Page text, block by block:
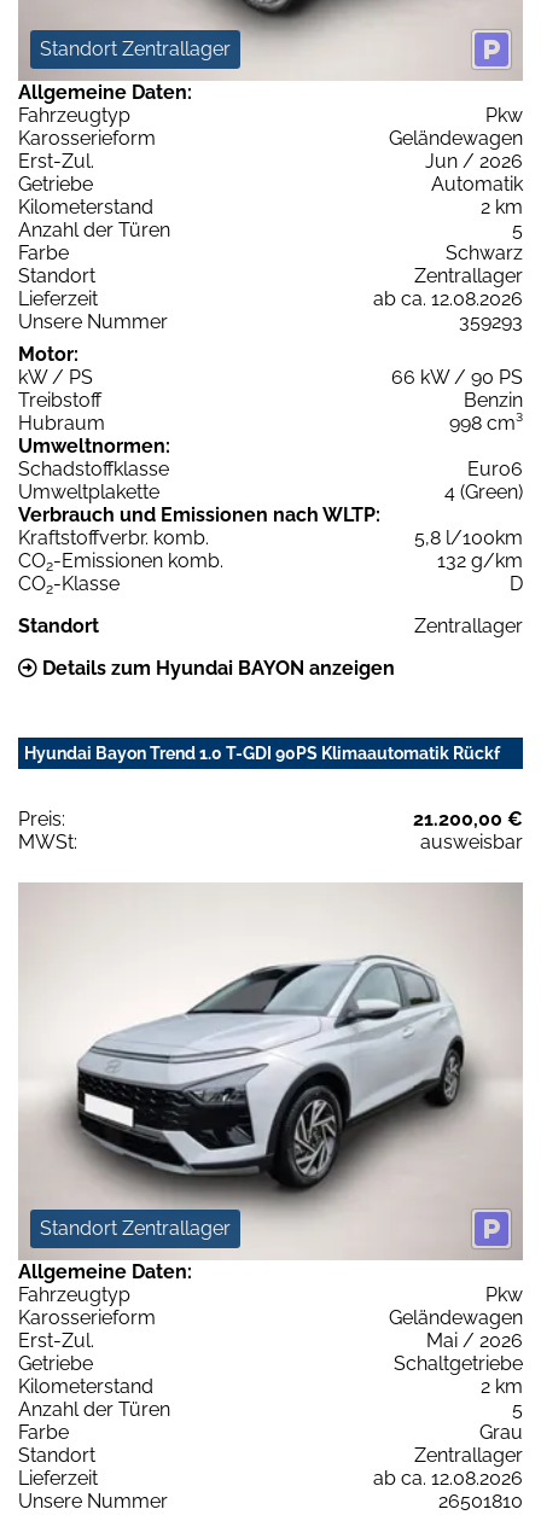
Standort Zentrallager
Allgemeine Daten:
Fahrzeugtyp
Pkw
Karosserieform
Geländewagen
Erst-Zul.
Jun / 2026
Getriebe
Automatik
Kilometerstand
2 km
Anzahl der Türen
5
Farbe
Schwarz
Standort
Zentrallager
Lieferzeit
ab ca. 12.08.2026
Unsere Nummer
359293
Motor:
kW / PS
66 kW / 90 PS
Treibstoff
Benzin
Hubraum
998 cm³
Umweltnormen:
Schadstoffklasse
Euro6
Umweltplakette
4 (Green)
Verbrauch und Emissionen nach WLTP:
Kraftstoffverbr. komb.
5,8 l/100km
CO2-Emissionen komb.
132 g/km
CO2-Klasse
D
Standort
Zentrallager
Details zum Hyundai BAYON anzeigen
Hyundai Bayon Trend 1.0 T-GDI 90PS Klimaautomatik Rückf
Preis:
21.200,00 €
MWSt:
ausweisbar
Standort Zentrallager
Allgemeine Daten:
Fahrzeugtyp
Pkw
Karosserieform
Geländewagen
Erst-Zul.
Mai / 2026
Getriebe
Schaltgetriebe
Kilometerstand
2 km
Anzahl der Türen
5
Farbe
Grau
Standort
Zentrallager
Lieferzeit
ab ca. 12.08.2026
Unsere Nummer
26501810